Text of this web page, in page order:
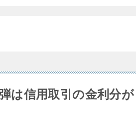
は信用取引の金利分が